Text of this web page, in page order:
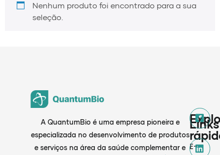
Nenhum produto foi encontrado para a sua
seleção.
A QuantumBio é uma empresa pioneira e
especializada no desenvolvimento de produtos
e serviços na área da saúde complementar e
Links
E-